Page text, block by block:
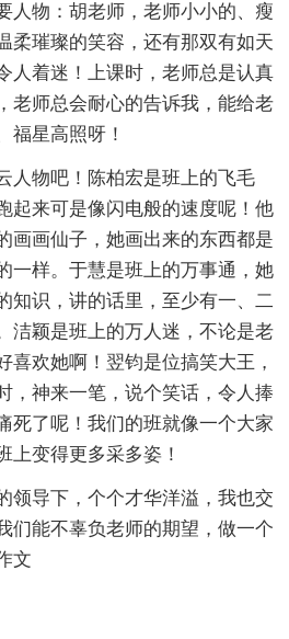
人物：胡老师，老师小小的、瘦
柔璀璨的笑容，还有那双有如天
人着迷！上课时，老师总是认真
老师总会耐心的告诉我，能给老
福星高照呀！
人物吧！陈柏宏是班上的飞毛
起来可是像闪电般的速度呢！他
画画仙子，她画出来的东西都是
一样。于慧是班上的万事通，她
知识，讲的话里，至少有一、二
洁颖是班上的万人迷，不论是老
喜欢她啊！翌钧是位搞笑大王，
，神来一笔，说个笑话，令人捧
死了呢！我们的班就像一个大家
上变得更多采多姿！
领导下，个个才华洋溢，我也交
们能不辜负老师的期望，做一个
文